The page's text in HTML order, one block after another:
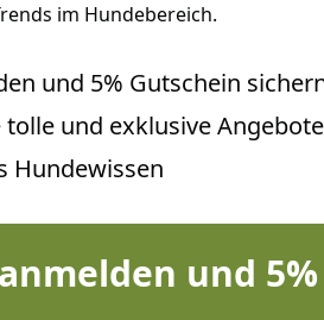
im Hundebereich.
und 5% Gutschein
tolle und exklusive
Hundewissen
und